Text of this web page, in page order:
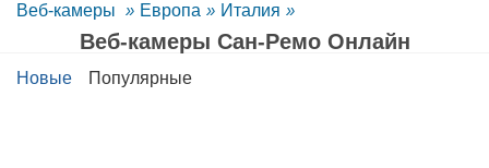
Веб-камеры » Европа » Италия »
Веб-камеры Сан-Ремо Oнлайн
Новые Популярные